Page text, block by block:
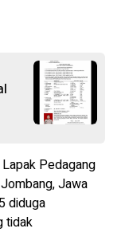
Pedagang
Jawa
diduga
tidak